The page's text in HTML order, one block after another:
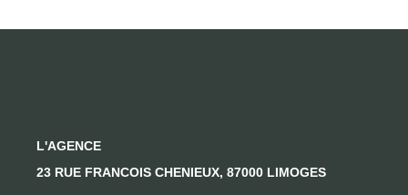
L'AGENCE
23 RUE FRANCOIS CHENIEUX, 87000 LIMOGES